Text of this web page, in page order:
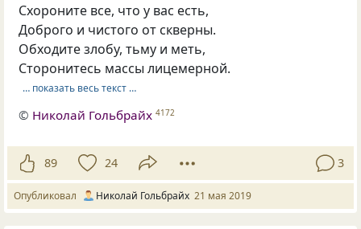
Схороните все, что у вас есть,
Доброго и чистого от скверны.
Обходите злобу, тьму и меть,
Сторонитесь массы лицемерной.
… показать весь текст …
© Николай Гольбрайх 4172
89 24 3
Опубликовал Николай Гольбрайх 21 мая 2019